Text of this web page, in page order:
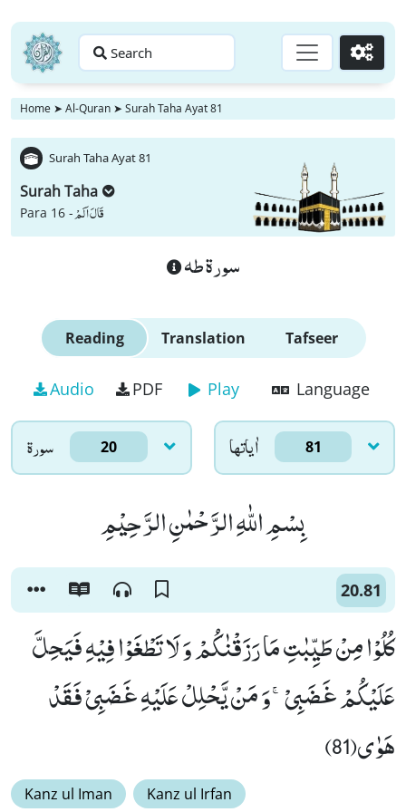
Search Go
Home ➤ Al-Quran ➤ Surah Taha Ayat 81
Surah Taha Ayat 81
Surah Taha
Para 16 -قَالَ اَلَمْ
سورة طه
Reading Translation Tafseer
Audio PDF Play Language
سورۃ 20 اٰياتها 81
بِسْمِ اللّٰهِ الرَّحْمٰنِ الرَّحِیْمِ
20.81
كُلُوْا مِنْ طَیِّبٰتِ مَا رَزَقْنٰكُمْ وَ لَا تَطْغَوْا فِیْهِ فَیَحِلَّ
عَلَیْكُمْ غَضَبِیْۚ-وَ مَنْ یَّحْلِلْ عَلَیْهِ غَضَبِیْ فَقَدْ
هَوٰى(81)
Kanz ul Iman Kanz ul Irfan